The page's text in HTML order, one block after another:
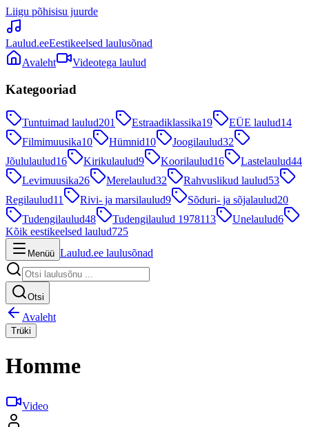
Liigu põhisisu juurde
Laulud.eeEestikeelsed laulusõnad
Avaleht
Videotega laulud
Kategooriad
Tuntuimad laulud201 Estraadiklassika19 EÜE laulud14
Filmimuusika10 Hümnid10 Joogilaulud32
Jõululaulud16 Kirikulaulud9 Koorilaulud16 Lastelaulud44
Levimuusika26 Merelaulud32 Rahvuslikud laulud53
Regilaulud11 Rivi- ja marsilaulud9 Sõduri- ja sõjalaulud20
Tudengilaulud48 Tudengilaulud 1978113 Unelaulud6
Kõik eestikeelsed laulud725
Menüü Laulud.ee laulusõnad
Otsi
Avaleht
Trüki
Homme
Video